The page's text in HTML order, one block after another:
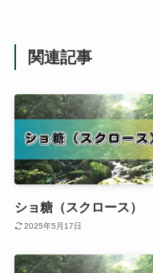
関連記事
ショ糖（スクロース）
2025年5月17日